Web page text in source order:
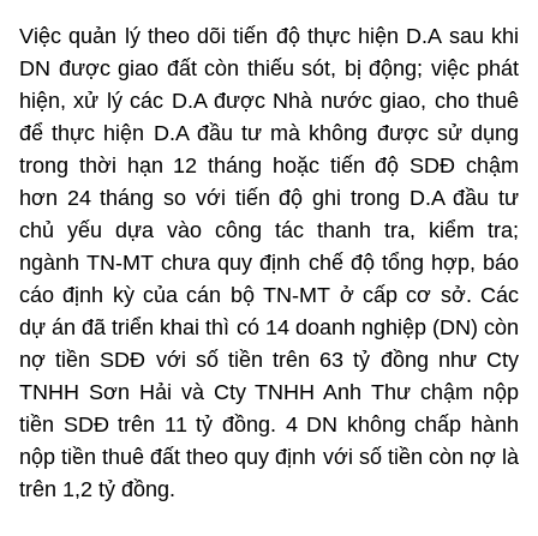
Việc quản lý theo dõi tiến độ thực hiện D.A sau khi
DN được giao đất còn thiếu sót, bị động; việc phát
hiện, xử lý các D.A được Nhà nước giao, cho thuê
để thực hiện D.A đầu tư mà không được sử dụng
trong thời hạn 12 tháng hoặc tiến độ SDĐ chậm
hơn 24 tháng so với tiến độ ghi trong D.A đầu tư
chủ yếu dựa vào công tác thanh tra, kiểm tra;
ngành TN-MT chưa quy định chế độ tổng hợp, báo
cáo định kỳ của cán bộ TN-MT ở cấp cơ sở. Các
dự án đã triển khai thì có 14 doanh nghiệp (DN) còn
nợ tiền SDĐ với số tiền trên 63 tỷ đồng như Cty
TNHH Sơn Hải và Cty TNHH Anh Thư chậm nộp
tiền SDĐ trên 11 tỷ đồng. 4 DN không chấp hành
nộp tiền thuê đất theo quy định với số tiền còn nợ là
trên 1,2 tỷ đồng.